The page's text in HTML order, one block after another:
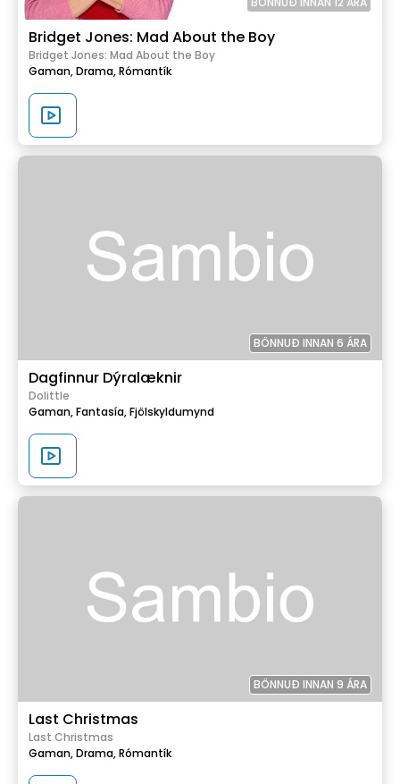
Bridget Jones: Mad About the Boy
Bridget Jones: Mad About the Boy
Gaman,Drama,Rómantík
BÖNNUÐ INNAN 6 ÁRA
Dagfinnur Dýralæknir
Dolittle
Gaman,Fantasía,Fjölskyldumynd
BÖNNUÐ INNAN 9 ÁRA
Last Christmas
Last Christmas
Gaman,Drama,Rómantík